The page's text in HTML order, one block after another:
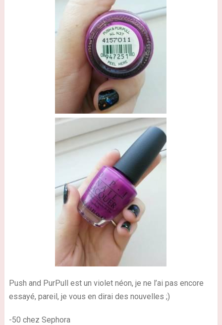
Push and PurPull est un violet néon, je ne l’ai pas encore
essayé, pareil, je vous en dirai des nouvelles ;)
-50 chez Sephora